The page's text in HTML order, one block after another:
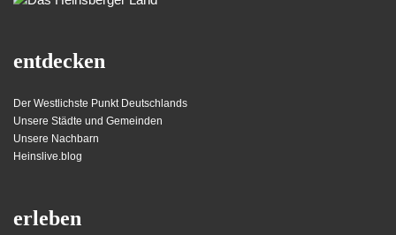
entdecken
Der Westlichste Punkt Deutschlands
Unsere Städte und Gemeinden
Unsere Nachbarn
Heinslive.blog
erleben